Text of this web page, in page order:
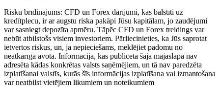
Risku brīdinājums: CFD un Forex darījumi, kas balstīti uz
kredītplecu, ir ar augstu riska pakāpi Jūsu kapitālam, jo zaudējumi
var sasniegt depozīta apmēru. Tāpēc CFD un Forex treidings var
nebūt atbilstošs visiem investoriem. Pārliecinieties, ka Jūs saprotat
ietvertos riskus, un, ja nepieciešams, meklējiet padomu no
neatkarīga avota. Informācija, kas publicēta šajā mājaslapā nav
adresēta kādas konkrētas valsts saņēmējiem, un tā nav paredzēta
izplatīšanai valstīs, kurās šīs informācijas izplatīšana vai izmantošana
var neatbilst vietējiem likumiem un noteikumiem